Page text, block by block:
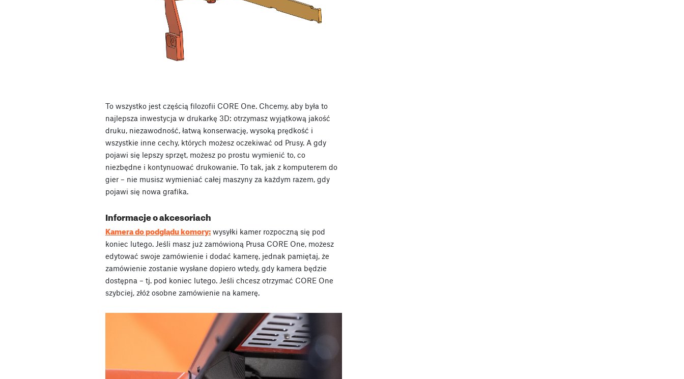
To wszystko jest częścią filozofii CORE One. Chcemy, aby była to
najlepsza inwestycja w drukarkę 3D: otrzymasz wyjątkową jakość
druku, niezawodność, łatwą konserwację, wysoką prędkość i
wszystkie inne cechy, których możesz oczekiwać od Prusy. A gdy
pojawi się lepszy sprzęt, możesz po prostu wymienić to, co
niezbędne i kontynuować drukowanie. To tak, jak z komputerem do
gier – nie musisz wymieniać całej maszyny za każdym razem, gdy
pojawi się nowa grafika.
Informacje o akcesoriach
Kamera do podglądu komory: wysyłki kamer rozpoczną się pod
koniec lutego. Jeśli masz już zamówioną Prusa CORE One, możesz
edytować swoje zamówienie i dodać kamerę, jednak pamiętaj, że
zamówienie zostanie wysłane dopiero wtedy, gdy kamera będzie
dostępna – tj. pod koniec lutego. Jeśli chcesz otrzymać CORE One
szybciej, złóż osobne zamówienie na kamerę.